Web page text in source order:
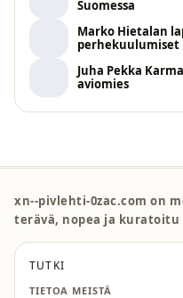
Suomessa
Marko Hietalan
perhekuulumiset
Juha Pekka
aviomies
xn--pivlehti-0zac.com on
terävä, nopea ja
TUTKI
TIETOA MEISTÄ